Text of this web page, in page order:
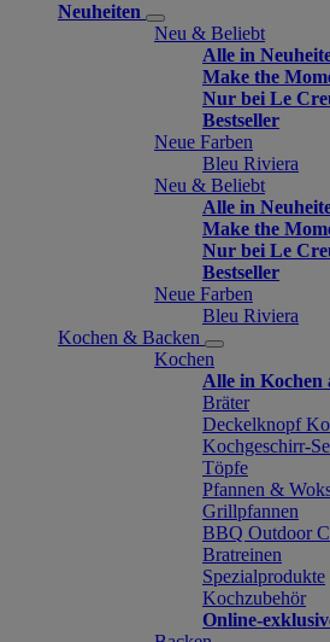
Neuheiten
Neu & Beliebt
Alle in
Make the
Nur bei Le
Bestseller
Neue Farben
Bleu Riviera
Neu & Beliebt
Alle in
Make the
Nur bei Le
Bestseller
Neue Farben
Bleu Riviera
Kochen & Backen
Kochen
Alle in Kochen
Bräter
Deckelknopf
Kochgeschirr-
Töpfe
Pfannen &
Grillpfannen
BBQ Outdoor
Bratreinen
Spezialprodukte
Kochzubehör
Online-